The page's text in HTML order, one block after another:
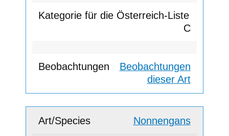
C
Beobachtungen
dieser Art
Nonnengans